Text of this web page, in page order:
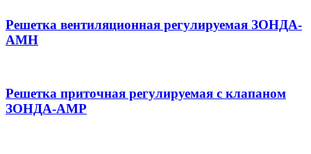
Решетка вентиляционная регулируемая ЗОНДА-
АМН
Решетка приточная регулируемая с клапаном
ЗОНДА-АМР